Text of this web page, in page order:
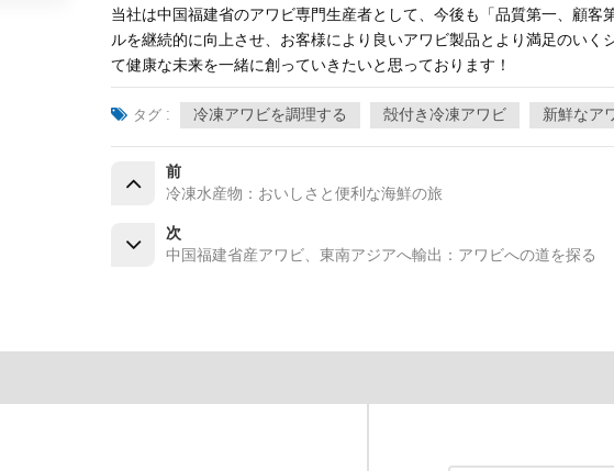
当社は中国福建省のアワビ専門生産者として、今後も「品質第一、顧
ルを継続的に向上させ、お客様により良いアワビ製品とより満足のい
て健康な未来を一緒に創っていきたいと思っております！
タグ : 冷凍アワビを調理する 殻付き冷凍アワビ 新鮮なア
前
冷凍水産物：おいしさと便利な海鮮の旅
次
中国福建省産アワビ、東南アジアへ輸出：アワビへの道を探る